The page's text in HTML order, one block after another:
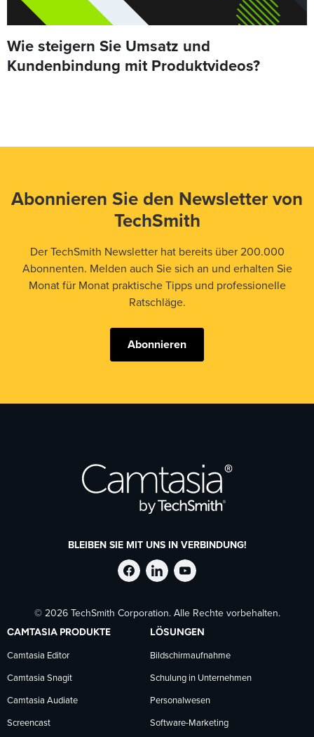
Wie steigern Sie Umsatz und
Kundenbindung mit Produktvideos?
Abonnieren Sie den Newsletter von
TechSmith
Der TechSmith Newsletter hat bereits über 200.000
Abonnenten. Melden auch Sie sich an und erhalten Sie
Monat für Monat praktische Tipps und professionelle
Ratschläge.
Abonnieren
BLEIBEN SIE MIT UNS IN VERBINDUNG!
TechSmith
auf
Facebook
folgen
TechSmith
auf
LinkedIn
folgen
TechSmith
auf
YouTube
folgen
© 2026 TechSmith Corporation. Alle Rechte vorbehalten.
CAMTASIA PRODUKTE
Camtasia Editor
Camtasia Snagit
Camtasia Audiate
Screencast
LÖSUNGEN
Bildschirmaufnahme
Schulung in Unternehmen
Personalwesen
Software-Marketing